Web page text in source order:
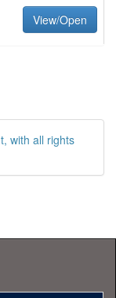
View/Open
with all rights